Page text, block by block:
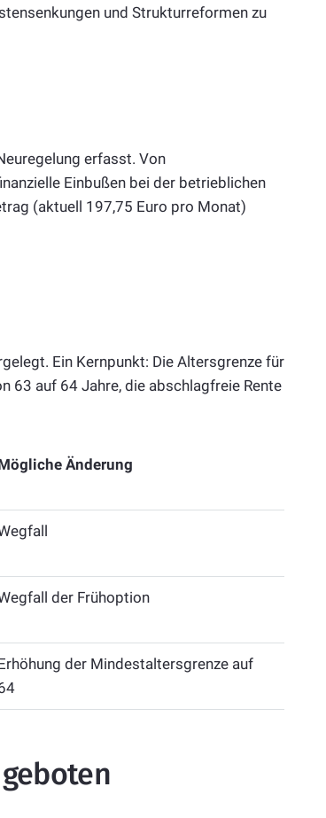
und Strukturreformen zu
erfasst. Von
Einbußen bei der betrieblichen
(aktuell 197,75 Euro pro Monat)
Ein Kernpunkt: Die Altersgrenze für
63 auf 64 Jahre, die abschlagfreie Rente
Änderung
der Frühoption
der Mindestaltersgrenze auf